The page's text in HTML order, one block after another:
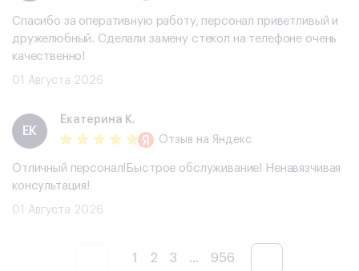
Спасибо за оперативную работу, персонал приветливый и
дружелюбный. Сделали замену стекол на телефоне очень
качественно!
01 Августа 2026
ЕК
Екатерина К.
Отзыв на Яндекс
Отличный персонал!Быстрое обслуживание! Ненавязчивая
консультация!
01 Августа 2026
1 2 3 ... 956